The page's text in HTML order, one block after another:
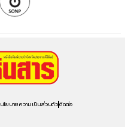
นโยบายความเป็นส่วนตัวติดต่อ